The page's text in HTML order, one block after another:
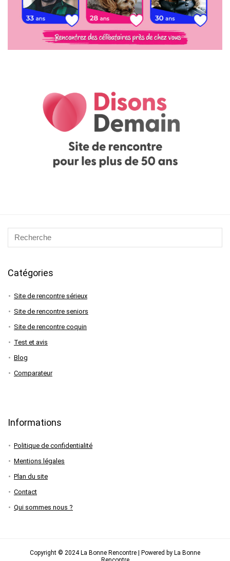
Catégories
Site de rencontre sérieux
Site de rencontre seniors
Site de rencontre coquin
Test et avis
Blog
Comparateur
Informations
Politique de confidentialité
Mentions légales
Plan du site
Contact
Qui sommes nous ?
Copyright © 2024 La Bonne Rencontre | Powered by La Bonne